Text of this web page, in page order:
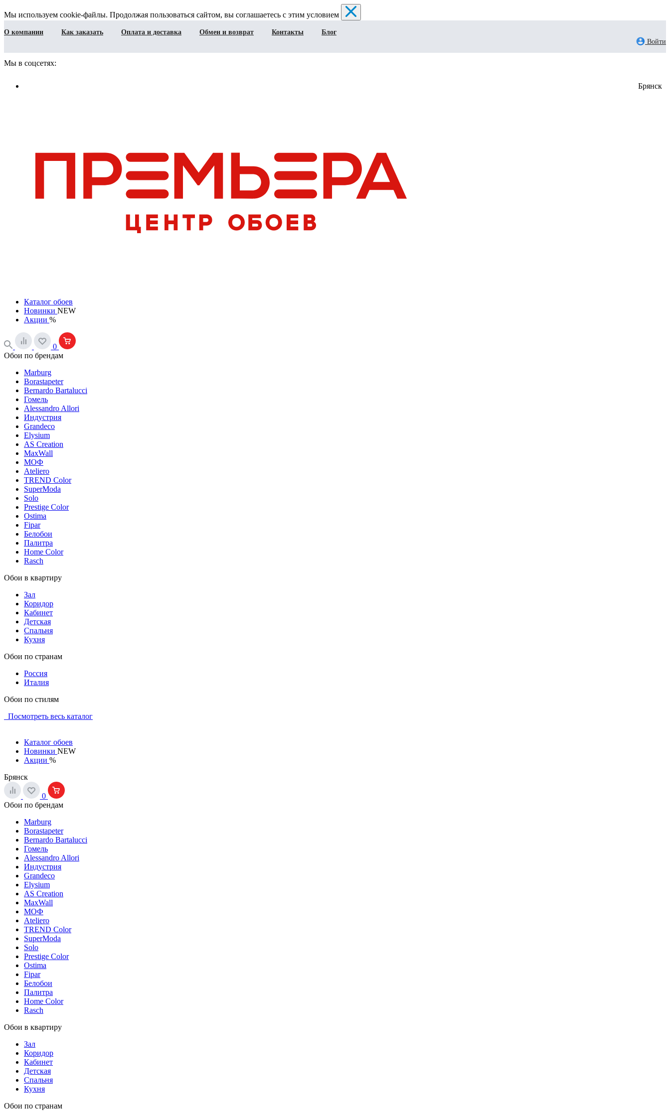
Мы используем cookie-файлы. Продолжая пользоваться сайтом, вы соглашаетесь с этим условием
О компании Как заказать Оплата и доставка Обмен и возврат Контакты
Блог
Войти
Мы в соцсетях:
Брянск
Каталог обоев
Новинки NEW
Акции %
0
Обои по брендам
Marburg
Borastapeter
Bernardo Bartalucci
Гомель
Alessandro Allori
Индустрия
Grandeco
Elysium
AS Creation
MaxWall
МОФ
Ateliero
TREND Color
SuperModa
Solo
Prestige Color
Ostima
Fipar
Белобои
Палитра
Home Color
Rasch
Обои в квартиру
Зал
Коридор
Кабинет
Детская
Спальня
Кухня
Обои по странам
Россия
Италия
Обои по стилям
Посмотреть весь каталог
Каталог обоев
Новинки NEW
Акции %
Брянск
0
Обои по брендам
Marburg
Borastapeter
Bernardo Bartalucci
Гомель
Alessandro Allori
Индустрия
Grandeco
Elysium
AS Creation
MaxWall
МОФ
Ateliero
TREND Color
SuperModa
Solo
Prestige Color
Ostima
Fipar
Белобои
Палитра
Home Color
Rasch
Обои в квартиру
Зал
Коридор
Кабинет
Детская
Спальня
Кухня
Обои по странам